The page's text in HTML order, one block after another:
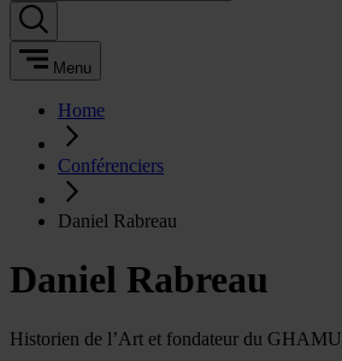
Menu
Home
Conférenciers
Daniel Rabreau
Daniel Rabreau
Historien de l’Art et fondateur du GHAMU